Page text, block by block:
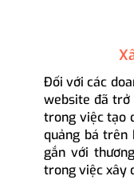
Đối với các
website đã trở
trong việc tạo
quảng bá trên
gắn với
trong việc xây